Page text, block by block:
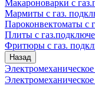
Макароноварки с
Мармиты с газ.
Пароконвектоматы с
Плиты с
Фритюры с газ.
Назад